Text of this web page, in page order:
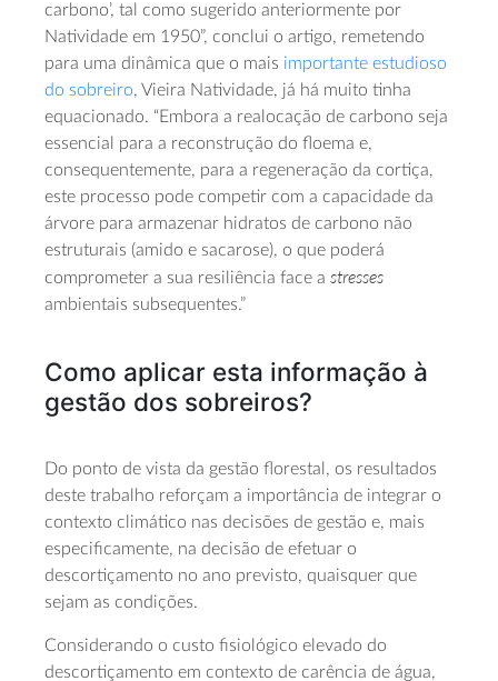
carbono’, tal como sugerido anteriormente por
Natividade em 1950”, conclui o artigo, remetendo
para uma dinâmica que o mais importante estudioso
do sobreiro, Vieira Natividade, já há muito tinha
equacionado. “Embora a realocação de carbono seja
essencial para a reconstrução do floema e,
consequentemente, para a regeneração da cortiça,
este processo pode competir com a capacidade da
árvore para armazenar hidratos de carbono não
estruturais (amido e sacarose), o que poderá
comprometer a sua resiliência face a stresses
ambientais subsequentes.”
Como aplicar esta informação à
gestão dos sobreiros?
Do ponto de vista da gestão florestal, os resultados
deste trabalho reforçam a importância de integrar o
contexto climático nas decisões de gestão e, mais
especificamente, na decisão de efetuar o
descortiçamento no ano previsto, quaisquer que
sejam as condições.
Considerando o custo fisiológico elevado do
descortiçamento em contexto de carência de água,